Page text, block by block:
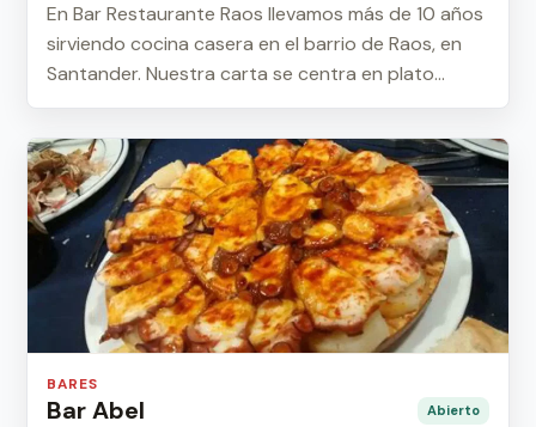
En Bar Restaurante Raos llevamos más de 10 años
sirviendo cocina casera en el barrio de Raos, en
Santander. Nuestra carta se centra en plato...
BARES
Bar Abel Abierto